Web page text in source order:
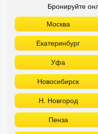
Бронируйте
Москва
Екатеринбург
Уфа
Новосибирск
Н. Новгород
Пенза